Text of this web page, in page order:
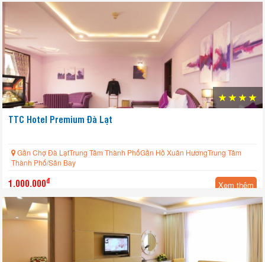
TTC Hotel Premium Đà Lạt
Gần Chợ Đà LạtTrung Tâm Thành PhốGần Hồ Xuân HươngTrung Tâm
Thành Phố/Sân Bay
1.000.000đ Xem thêm